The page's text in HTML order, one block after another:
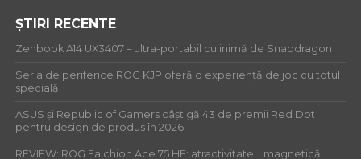
ȘTIRI RECENTE
Zenbook A14 UX3407 – ultra-portabil cu inimă de Snapdragon
Seria de periferice ROG KJP oferă o experiență de joc cu totul
specială
ASUS și Republic of Gamers câștigă 43 de premii Red Dot
pentru design de produs în 2026
REVIEW: ROG Falchion Ace 75 HE: atractivitate… magnetică